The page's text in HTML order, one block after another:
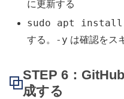
に更新する
sudo apt
する。
-y は確認をス
STEP 6：
成する